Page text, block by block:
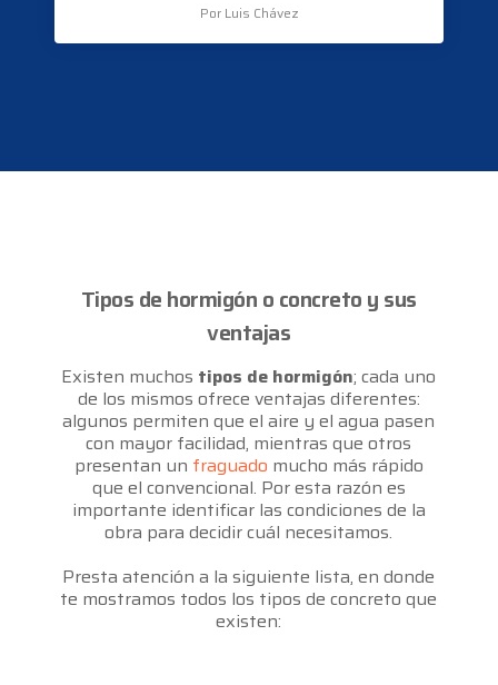
Por Luis Chávez
Tipos de hormigón o concreto y sus
ventajas
Existen muchos tipos de hormigón; cada uno
de los mismos ofrece ventajas diferentes:
algunos permiten que el aire y el agua pasen
con mayor facilidad, mientras que otros
presentan un fraguado mucho más rápido
que el convencional. Por esta razón es
importante identificar las condiciones de la
obra para decidir cuál necesitamos.
Presta atención a la siguiente lista, en donde
te mostramos todos los tipos de concreto que
existen: